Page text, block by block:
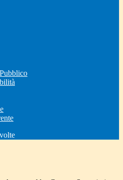
volte